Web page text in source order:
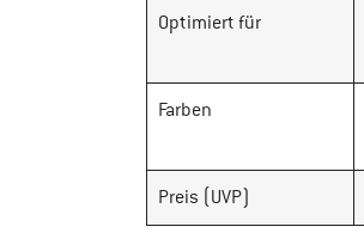
Optimiert für
Farben
Preis (UVP)